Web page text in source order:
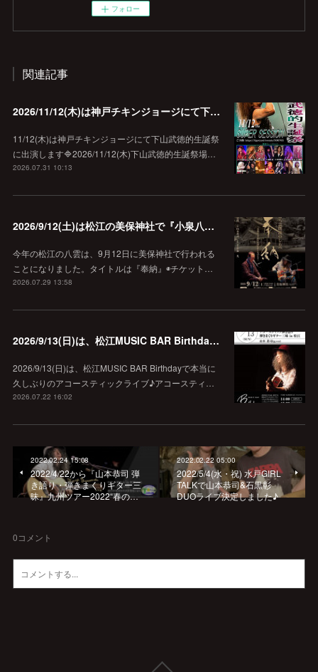
フォロー
関連記事
2026/11/12(木)は神戸チキンジョージにて下山武徳的生誕祭に出演します♪
11/12(木)は神戸チキンジョージにて下山武徳的生誕祭
に出演します🔷2026/11/12(木)下山武徳的生誕祭場…
2026.07.31 10:13
2026/9/12(土)は松江の美保神社で『小泉八雲朗読のしらべ』
今年の松江の八雲は、9月12日に美保神社で行われる
ことになりました。タイトルは『奉納』◉チケット…
2026.07.29 13:58
2026/9/13(日)は、松江MUSIC BAR Birthdayでアコースティック弾き語り弾きまくりギター三昧♪
2026/9/13(日)は、松江MUSIC BAR Birthdayで本当に
久しぶりのアコースティックライブ♪アコースティ…
2026.07.22 16:02
2022.02.24 15:08
2022/4/22から『山本恭司 弾
き語り・弾きまくりギター三
昧』九州ツアー2022“春の…
2022.02.22 05:00
2022/5/4(水・祝) 水戸GIRL
TALKで山本恭司&石黒彰
DUOライブ決定しました♪
0コメント